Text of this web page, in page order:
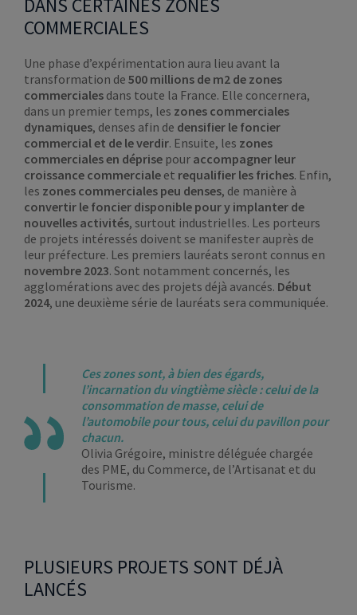
DANS CERTAINES ZONES
COMMERCIALES
Une phase d’expérimentation aura lieu avant la
transformation de 500 millions de m2 de zones
commerciales dans toute la France. Elle concernera,
dans un premier temps, les zones commerciales
dynamiques, denses afin de densifier le foncier
commercial et de le verdir. Ensuite, les zones
commerciales en déprise pour accompagner leur
croissance commerciale et requalifier les friches. Enfin,
les zones commerciales peu denses, de manière à
convertir le foncier disponible pour y implanter de
nouvelles activités, surtout industrielles. Les porteurs
de projets intéressés doivent se manifester auprès de
leur préfecture. Les premiers lauréats seront connus en
novembre 2023. Sont notamment concernés, les
agglomérations avec des projets déjà avancés. Début
2024, une deuxième série de lauréats sera communiquée.
Ces zones sont, à bien des égards,
l’incarnation du vingtième siècle : celui de la
consommation de masse, celui de
l’automobile pour tous, celui du pavillon pour
chacun.
Olivia Grégoire, ministre déléguée chargée
des PME, du Commerce, de l’Artisanat et du
Tourisme.
PLUSIEURS PROJETS SONT DÉJÀ
LANCÉS